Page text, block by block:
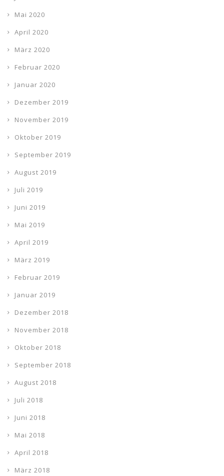
Mai 2020
April 2020
März 2020
Februar 2020
Januar 2020
Dezember 2019
November 2019
Oktober 2019
September 2019
August 2019
Juli 2019
Juni 2019
Mai 2019
April 2019
März 2019
Februar 2019
Januar 2019
Dezember 2018
November 2018
Oktober 2018
September 2018
August 2018
Juli 2018
Juni 2018
Mai 2018
April 2018
März 2018